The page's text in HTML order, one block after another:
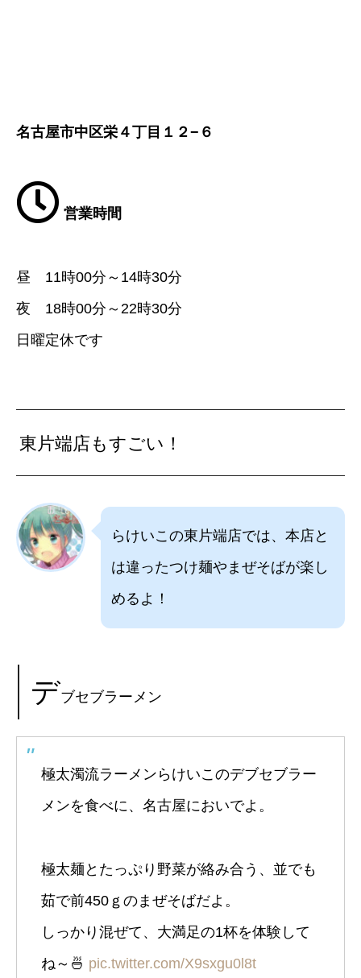
名古屋市中区栄４丁目１２−６
営業時間
昼 11時00分～14時30分
夜 18時00分～22時30分
日曜定休です
東片端店もすごい！
らけいこの東片端店では、本店と
は違ったつけ麺やまぜそばが楽し
めるよ！
デブセブラーメン
極太濁流ラーメンらけいこのデブセブラー
メンを食べに、名古屋においでよ。
極太麺とたっぷり野菜が絡み合う、並でも
茹で前450ｇのまぜそばだよ。
しっかり混ぜて、大満足の1杯を体験して
ね～🍜 pic.twitter.com/X9sxgu0l8t